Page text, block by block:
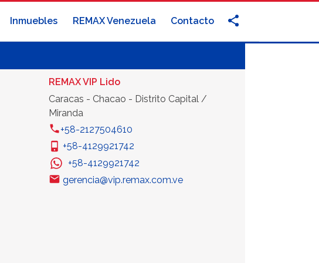
Inmuebles REMAX Venezuela Contacto
REMAX VIP Lido
Caracas - Chacao - Distrito Capital /
Miranda
+58-2127504610
+58-4129921742
+58-4129921742
gerencia@vip.remax.com.ve